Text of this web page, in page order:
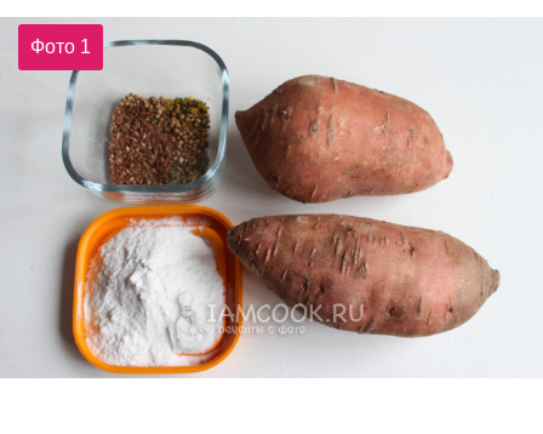
Фото 1